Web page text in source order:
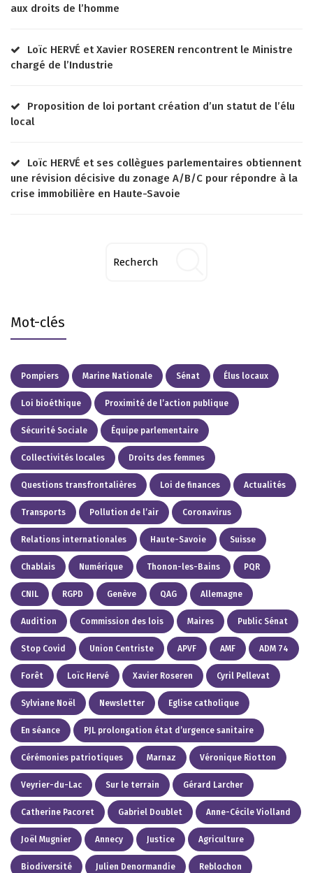
aux droits de l’homme
Loïc HERVÉ et Xavier ROSEREN rencontrent le Ministre
chargé de l’Industrie
Proposition de loi portant création d’un statut de l’élu
local
Loïc HERVÉ et ses collègues parlementaires obtiennent
une révision décisive du zonage A/B/C pour répondre à la
crise immobilière en Haute-Savoie
Mot-clés
Pompiers Marine Nationale Sénat Élus locaux
Loi bioéthique Proximité de l’action publique
Sécurité Sociale Équipe parlementaire
Collectivités locales Droits des femmes
Questions transfrontalières Loi de finances Actualités
Transports Pollution de l’air Coronavirus
Relations internationales Haute-Savoie Suisse
Chablais Numérique Thonon-les-Bains PQR
CNIL RGPD Genève QAG Allemagne
Audition Commission des lois Maires Public Sénat
Stop Covid Union Centriste APVF AMF ADM 74
Forêt Loïc Hervé Xavier Roseren Cyril Pellevat
Sylviane Noël Newsletter Eglise catholique
En séance PJL prolongation état d’urgence sanitaire
Cérémonies patriotiques Marnaz Véronique Riotton
Veyrier-du-Lac Sur le terrain Gérard Larcher
Catherine Pacoret Gabriel Doublet Anne-Cécile Violland
Joël Mugnier Annecy Justice Agriculture
Biodiversité Julien Denormandie Reblochon